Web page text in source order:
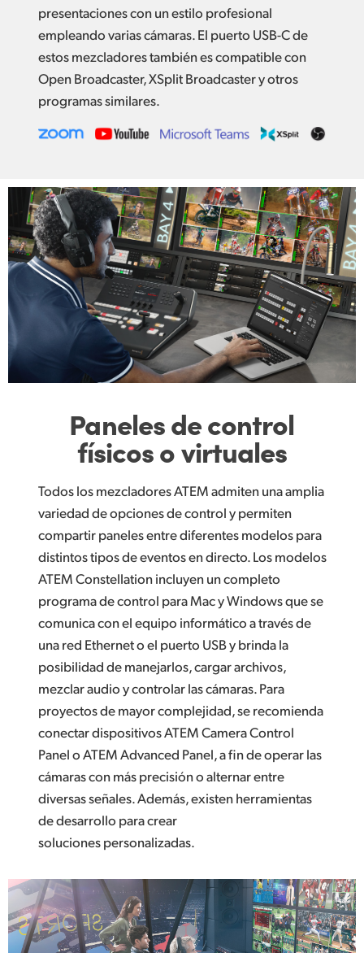
presentaciones con un estilo profesional
empleando varias cámaras. El puerto USB-C de
estos mezcladores también es compatible con
Open Broadcaster, XSplit Broadcaster y otros
programas similares.
Paneles decontrol
físicos o virtuales
Todos los mezcladores ATEM admiten una amplia
variedad de opciones de control y permiten
compartir paneles entre diferentes modelos para
distintos tipos de eventos en directo. Los modelos
ATEM Constellation incluyen un completo
programa de control para Mac y Windows que se
comunica con el equipo informático a través de
una red Ethernet o el puerto USB y brinda la
posibilidad de manejarlos, cargar archivos,
mezclar audio y controlar las cámaras. Para
proyectos de mayor complejidad, se recomienda
conectar dispositivos ATEM Camera Control
Panel o ATEM Advanced Panel, a fin de operar las
cámaras con más precisión o alternar entre
diversas señales. Además, existen herramientas
de desarrollo para crear
soluciones personalizadas.